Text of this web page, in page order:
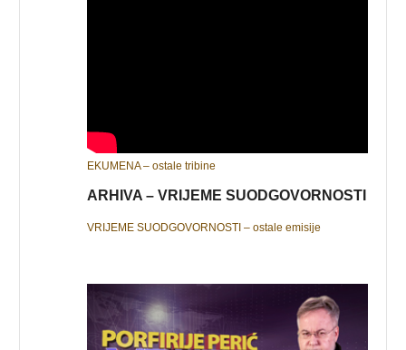
EKUMENA – ostale tribine
ARHIVA – VRIJEME SUODGOVORNOSTI
VRIJEME SUODGOVORNOSTI – ostale emisije